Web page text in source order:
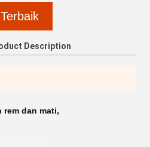
Description
rem dan mati,